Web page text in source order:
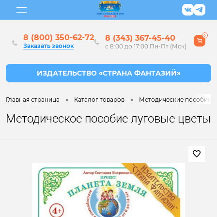
8 (800) 350-62-72
Заказать звонок
8 (343) 367-45-40
с 8:00 до 17:00 Пн-Пт (Мск)
0
Главная страница • Каталог товаров • Методические пособия
Методическое пособие луговые цветы